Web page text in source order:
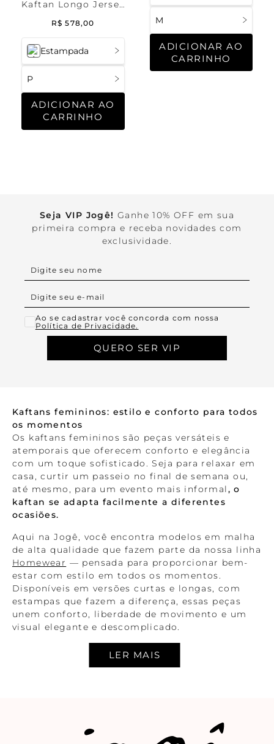
Estampada
P
ADICIONAR AO
CARRINHO
Kaftan Longo Jersey
R$ 578,00 M
ADICIONAR AO
CARRINHO
Seja VIP Jogê! Ganhe 10% OFF em sua
primeira compra e receba novidades com
exclusividade.
Ao se cadastrar você concorda com nossa
Política de Privacidade.
QUERO SER VIP
Kaftans femininos: estilo e conforto para todos
os momentos
Os kaftans femininos são peças versáteis e
atemporais que oferecem conforto e elegância
com um toque sofisticado. Seja para relaxar em
casa, curtir um passeio no final de semana ou,
até mesmo, para um evento mais informal, o
kaftan se adapta facilmente a diferentes
ocasiões.
Aqui na Jogê, você encontra modelos em malha
de alta qualidade que fazem parte da nossa linha
Homewear — pensada para proporcionar bem-
estar com estilo em todos os momentos.
Disponíveis em versões curtas e longas, com
estampas que fazem a diferença, essas peças
unem conforto, liberdade de movimento e um
visual elegante e descomplicado.
Kaftan curto: estilo descomplicado e frescor
qualidade, esses modelos garantem conforto em
todos os momentos, seja para um dia relaxante